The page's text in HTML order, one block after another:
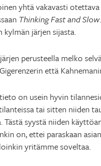
yhtä vakavasti
Thinking Fast and Slow
järjen sijasta.
perusteella melko
että
on usein hyvin
tai sitten niiden
Tästä syystä niiden
on, ettei paraskaan
yritämme soveltaa.